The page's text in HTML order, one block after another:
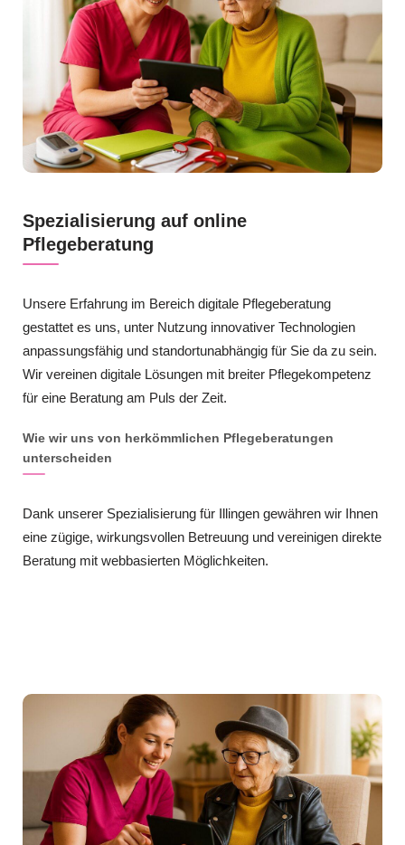
Spezialisierung auf online
Pflegeberatung
Unsere Erfahrung im Bereich digitale Pflegeberatung
gestattet es uns, unter Nutzung innovativer Technologien
anpassungsfähig und standortunabhängig für Sie da zu sein.
Wir vereinen digitale Lösungen mit breiter Pflegekompetenz
für eine Beratung am Puls der Zeit.
Wie wir uns von herkömmlichen Pflegeberatungen
unterscheiden
Dank unserer Spezialisierung für Illingen gewähren wir Ihnen
eine zügige, wirkungsvollen Betreuung und vereinigen direkte
Beratung mit webbasierten Möglichkeiten.